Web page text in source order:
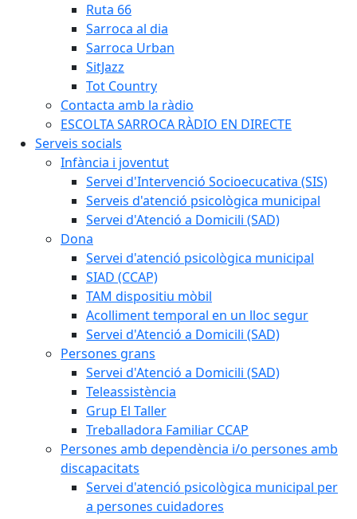
Ruta 66
Sarroca al dia
Sarroca Urban
SitJazz
Tot Country
Contacta amb la ràdio
ESCOLTA SARROCA RÀDIO EN DIRECTE
Serveis socials
Infància i joventut
Servei d'Intervenció Socioecucativa (SIS)
Serveis d'atenció psicològica municipal
Servei d'Atenció a Domicili (SAD)
Dona
Servei d'atenció psicològica municipal
SIAD (CCAP)
TAM dispositiu mòbil
Acolliment temporal en un lloc segur
Servei d'Atenció a Domicili (SAD)
Persones grans
Servei d'Atenció a Domicili (SAD)
Teleassistència
Grup El Taller
Treballadora Familiar CCAP
Persones amb dependència i/o persones amb
discapacitats
Servei d'atenció psicològica municipal per
a persones cuidadores